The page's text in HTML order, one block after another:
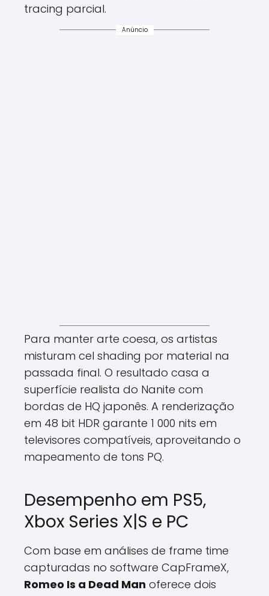
tracing parcial.
Anúncio
Para manter arte coesa, os artistas
misturam cel shading por material na
passada final. O resultado casa a
superfície realista do Nanite com
bordas de HQ japonês. A renderização
em 48 bit HDR garante 1 000 nits em
televisores compatíveis, aproveitando o
mapeamento de tons PQ.
Desempenho em PS5,
Xbox Series X|S e PC
Com base em análises de frame time
capturadas no software CapFrameX,
Romeo Is a Dead Man oferece dois